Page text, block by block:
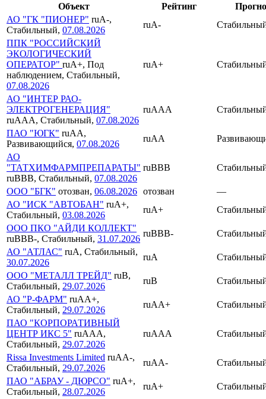
Объект
Рейтинг
АО "ГК "ПИОНЕР" ruA-,
Стабильный, 07.08.2026
ruA-
ППК "РОССИЙСКИЙ
ЭКОЛОГИЧЕСКИЙ
ОПЕРАТОР" ruA+, Под
наблюдением, Стабильный,
07.08.2026
ruA+
АО "ИНТЕР РАО-
ЭЛЕКТРОГЕНЕРАЦИЯ"
ruAAA, Стабильный, 07.08.2026
ruAAA
ПАО "ЮГК" ruAA,
Развивающийся, 07.08.2026
ruAA
АО
"ТАТХИМФАРМПРЕПАРАТЫ"
ruBBB, Стабильный, 07.08.2026
ruBBB
ООО "БГК" отозван, 06.08.2026 отозван
—
АО "ИСК "АВТОБАН" ruA+,
Стабильный, 03.08.2026
ruA+
ООО ПКО "АЙДИ КОЛЛЕКТ"
ruBBB-, Стабильный, 31.07.2026
ruBBB-
АО "АТЛАС" ruA, Стабильный,
30.07.2026
ruA
ООО "МЕТАЛЛ ТРЕЙД" ruB,
Стабильный, 29.07.2026
ruB
АО "Р-ФАРМ" ruAA+,
Стабильный, 29.07.2026
ruAA+
ПАО "КОРПОРАТИВНЫЙ
ЦЕНТР ИКС 5" ruAAA,
Стабильный, 29.07.2026
ruAAA
Rissa Investments Limited ruAA-,
Стабильный, 29.07.2026
ruAA-
ПАО "АБРАУ - ДЮРСО" ruA+,
Стабильный, 28.07.2026
ruA+